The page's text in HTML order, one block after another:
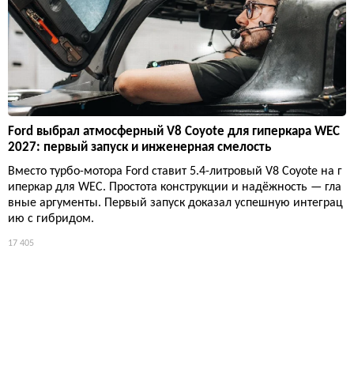
Ford выбрал атмосферный V8 Coyote для гиперкара WEC
2027: первый запуск и инженерная смелость
Вместо турбо-мотора Ford ставит 5.4-литровый V8 Coyote на г
иперкар для WEC. Простота конструкции и надёжность — гла
вные аргументы. Первый запуск доказал успешную интеграц
ию с гибридом.
17 405